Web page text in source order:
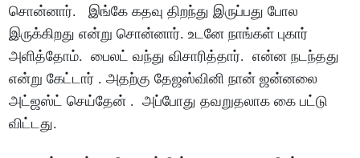
சொன்னார். இங்கே கதவு திறந்து இருப்பது போல
இருக்கிறது என்று சொன்னார். உடனே நாங்கள் புகார்
அளித்தோம். பைலட் வந்து விசாரித்தார். என்ன நடந்தது
என்று கேட்டார் . அதற்கு தேஜஸ்வினி நான் ஜன்னலை
அட்ஜஸ்ட் செய்தேன் . அப்போது தவறுதலாக கை பட்டு
விட்டது.